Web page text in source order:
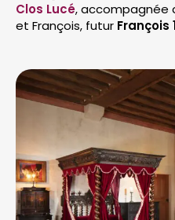
Clos Lucé, accompagnée
et François, futur François